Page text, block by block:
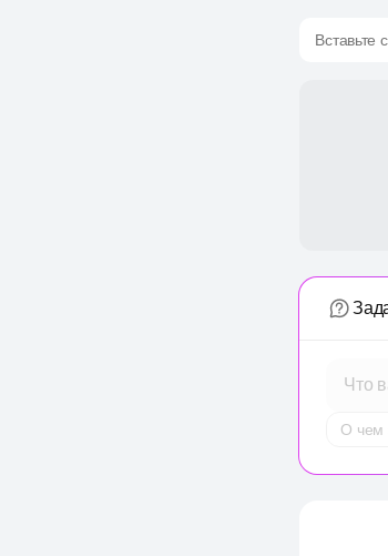
Вставьте
Что
О чем